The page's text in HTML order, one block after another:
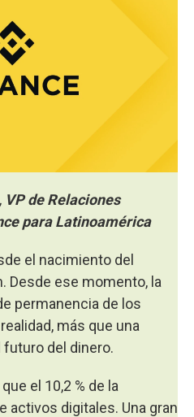
de Relaciones
para Latinoamérica
el nacimiento del
Desde ese momento, la
permanencia de los
más que una
futuro del dinero.
el 10,2 % de la
activos digitales. Una gran